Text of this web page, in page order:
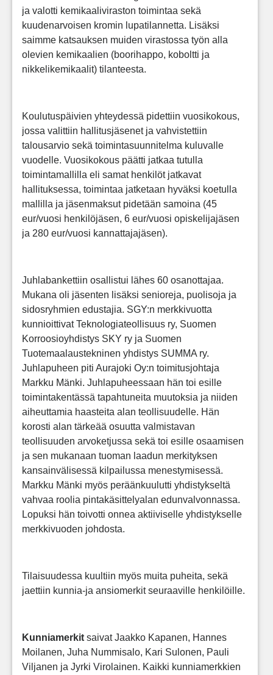
ja valotti kemikaaliviraston toimintaa sekä
kuudenarvoisen kromin lupatilannetta. Lisäksi
saimme katsauksen muiden virastossa työn alla
olevien kemikaalien (boorihappo, koboltti ja
nikkelikemikaalit) tilanteesta.
Koulutuspäivien yhteydessä pidettiin vuosikokous,
jossa valittiin hallitusjäsenet ja vahvistettiin
talousarvio sekä toimintasuunnitelma kuluvalle
vuodelle. Vuosikokous päätti jatkaa tutulla
toimintamallilla eli samat henkilöt jatkavat
hallituksessa, toimintaa jatketaan hyväksi koetulla
mallilla ja jäsenmaksut pidetään samoina (45
eur/vuosi henkilöjäsen, 6 eur/vuosi opiskelijajäsen
ja 280 eur/vuosi kannattajajäsen).
Juhlabankettiin osallistui lähes 60 osanottajaa.
Mukana oli jäsenten lisäksi senioreja, puolisoja ja
sidosryhmien edustajia. SGY:n merkkivuotta
kunnioittivat Teknologiateollisuus ry, Suomen
Korroosioyhdistys SKY ry ja Suomen
Tuotemaalaustekninen yhdistys SUMMA ry.
Juhlapuheen piti Aurajoki Oy:n toimitusjohtaja
Markku Mänki. Juhlapuheessaan hän toi esille
toimintakentässä tapahtuneita muutoksia ja niiden
aiheuttamia haasteita alan teollisuudelle. Hän
korosti alan tärkeää osuutta valmistavan
teollisuuden arvoketjussa sekä toi esille osaamisen
ja sen mukanaan tuoman laadun merkityksen
kansainvälisessä kilpailussa menestymisessä.
Markku Mänki myös peräänkuulutti yhdistykseltä
vahvaa roolia pintakäsittelyalan edunvalvonnassa.
Lopuksi hän toivotti onnea aktiiviselle yhdistykselle
merkkivuoden johdosta.
Tilaisuudessa kuultiin myös muita puheita, sekä
jaettiin kunnia-ja ansiomerkit seuraaville henkilöille.
Kunniamerkit saivat Jaakko Kapanen, Hannes
Moilanen, Juha Nummisalo, Kari Sulonen, Pauli
Viljanen ja Jyrki Virolainen. Kaikki kunniamerkkien